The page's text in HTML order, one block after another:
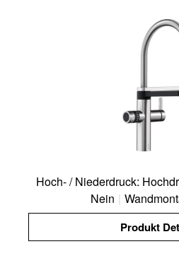
Hoch- / Niederdruck:
Nein |
Produkt